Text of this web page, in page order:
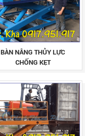
BÀN NÂNG THỦY LỰC
CHỐNG KẸT